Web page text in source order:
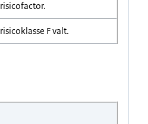
F valt.